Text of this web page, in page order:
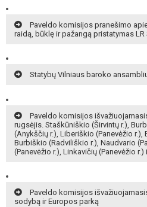
Paveldo komisijos pranešimo
raidą, būklę ir pažangą pristatymas LR
Statybų Vilniaus baroko
Paveldo komisijos
rugsėjis. Staškūniškio (Širvintų r.),
(Anykščių r.), Liberiškio (Panevėžio r.),
Burbiškio (Radviliškio r.), Naudvario
(Panevėžio r.), Linkavičių (Panevėžio
Paveldo komisijos
sodybą ir Europos parką